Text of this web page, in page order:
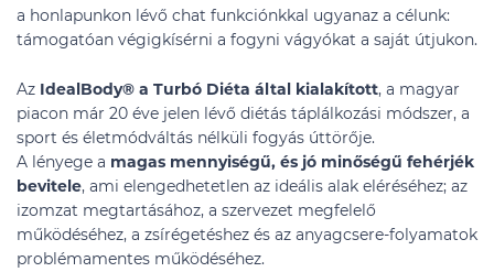
a honlapunkon lévő chat funkciónkkal ugyanaz a célunk:
támogatóan végigkísérni a fogyni vágyókat a saját útjukon.
Az IdealBody® a Turbó Diéta által kialakított, a magyar
piacon már 20 éve jelen lévő diétás táplálkozási módszer, a
sport és életmódváltás nélküli fogyás úttörője.
A lényege a magas mennyiségű, és jó minőségű fehérjék
bevitele, ami elengedhetetlen az ideális alak eléréséhez; az
izomzat megtartásához, a szervezet megfelelő
működéséhez, a zsírégetéshez és az anyagcsere-folyamatok
problémamentes működéséhez.